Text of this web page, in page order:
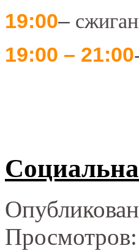
19:00–
19:00 – 21:00